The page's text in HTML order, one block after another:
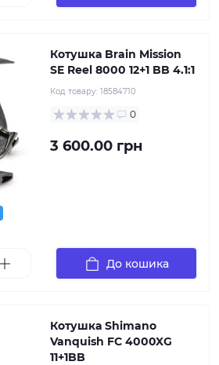
Котушка Brain Mission
SE Reel 8000 12+1 BB 4.1:1
Код товару: 18584710
0
3 600.00 грн
До кошика
Котушка Shimano
Vanquish FC 4000XG
11+1BB